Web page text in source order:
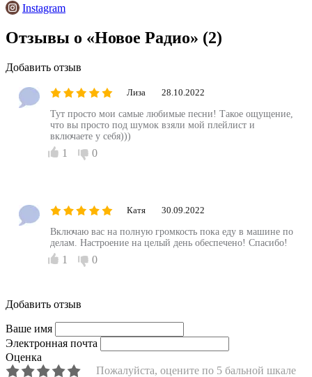
Instagram
Отзывы о «Новое Радио» (2)
Добавить отзыв
Лиза 28.10.2022
Тут просто мои самые любимые песни! Такое ощущение,
что вы просто под шумок взяли мой плейлист и
включаете у себя)))
1 0
Катя 30.09.2022
Включаю вас на полную громкость пока еду в машине по
делам. Настроение на целый день обеспечено! Спасибо!
1 0
Добавить отзыв
Ваше имя
Электронная почта
Оценка
Пожалуйста, оцените по 5 бальной шкале